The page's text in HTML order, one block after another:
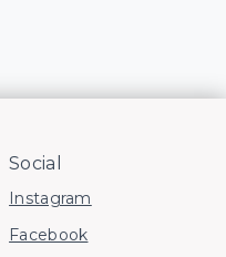
Social
Instagram
Facebook